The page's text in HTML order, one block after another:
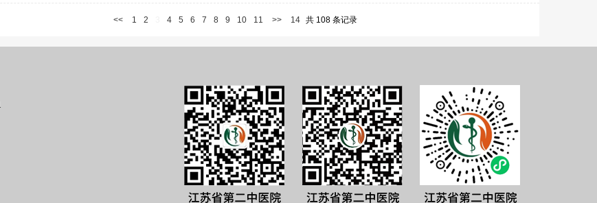
<< 1 2 4 5 6 7 8 9 10 11 >> 14 共 108 条记录